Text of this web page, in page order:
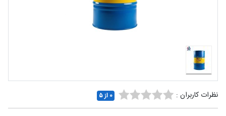
درباره
ما
نظرات کاربران : 0 از ۵